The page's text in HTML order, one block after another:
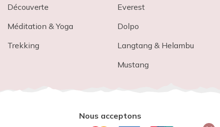
Découverte
Méditation & Yoga
Trekking
Everest
Dolpo
Langtang & Helambu
Mustang
Nous acceptons